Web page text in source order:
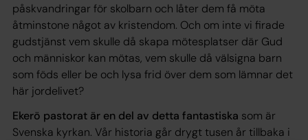
påskvandringar för skolbarn och låter dem få möta
åtminstone något av kristendom. Och om inte vi firade
gudstjänst vem skulle då skapa mötesplatser där Gud
och människor kan mötas, vem skulle då välsigna barn
som föds eller be och lysa frid över dem som lämnar det
här jordelivet?
Ekerö pastorat är en del av detta fantastiska som är
Svenska kyrkan. Vår historia går drygt tusen år tillbaka i